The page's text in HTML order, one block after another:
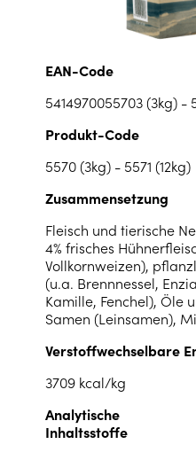
EAN-Code
5414970055703 (3kg) -
Produkt-Code
5570 (3kg) - 5571 (12kg)
Zusammensetzung
Fleisch und tierische
4% frisches
Vollkornweizen),
(u.a. Brennnessel,
Kamille, Fenchel), Öle
Samen (Leinsamen),
Verstoffwechselbare
3709 kcal/kg
Analytische
Inhaltsstoffe